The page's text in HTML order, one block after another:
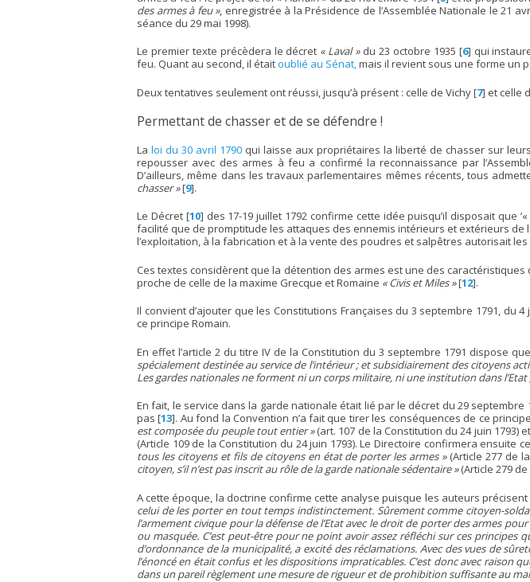
des armes à feu », enregistrée à la Présidence de l’Assemblée Nationale le 21
séance du 29 mai 1998).
Le premier texte précèdera le décret « Laval »du 23 octobre 1935 [6] qui
feu. Quant au second, il étaitoublié au Sénat,mais il revient sous une forme un
Deux tentatives seulement ont réussi, jusqu’à présent : celle de Vichy[7] et celle
Permettant de chasser et de se défendre !
La loi du 30 avril 1790qui laisse aux propriétaires la liberté de chasser sur
repousser avec des armes à feu a confirmé la reconnaissance par
D’ailleurs, même dans les travaux parlementaires mêmes récents, tous
chasser »[9].
Le Décret[10] des 17-19 juillet 1792 confirme cette idée puisqu’il disposait
facilité que de promptitude les attaques des ennemis intérieurs et extérieurs de
l’exploitation, à la fabrication et à la vente des poudres et salpêtres autorisait
Ces textes considèrent que la détention des armes est une des
proche de celle de la maxime Grecque et Romaine « Civis et Miles »[12].
Il convient d’ajouter que les Constitutions Françaises du 3 septembre 1791,
ce principe Romain.
En effet l’article 2 du titre IV de la Constitution du 3 septembre 1791 dispose que
spécialement destinée au service de l’intérieur ; et subsidiairement des citoyens
Les gardes nationales ne forment ni un corps militaire, ni une institution dans
En fait, le service dans la garde nationale était lié par le décret du 29
pas [13]. Au fond la Convention n’a fait que tirer les conséquences de ce
est composée du peuple tout entier »(art. 107 de la Constitution du 24 juin 1793)
(Article 109 de la Constitution du 24 juin 1793). Le Directoire confirmera ensuite
tous les citoyens et fils de citoyens en état de porter les armes »(Article 277 de
citoyen, s’il n’est pas inscrit au rôle de la garde nationale sédentaire »(Article 279
A cette époque, la doctrine confirme cette analyse puisque les auteurs précisent
celui de les porter en tout temps indistinctement. Sûrement comme citoyen-
l’armement civique pour la défense de l’Etat avec le droit de porter des armes
ou masquée. C’est peut-être pour ne point avoir assez réfléchi sur ces
d’ordonnance de la municipalité, a excité des réclamations. Avec des vues de
l’énoncé en était confus et les dispositions impraticables. C’est donc avec raison
dans un pareil règlement une mesure de rigueur et de prohibition suffisante au